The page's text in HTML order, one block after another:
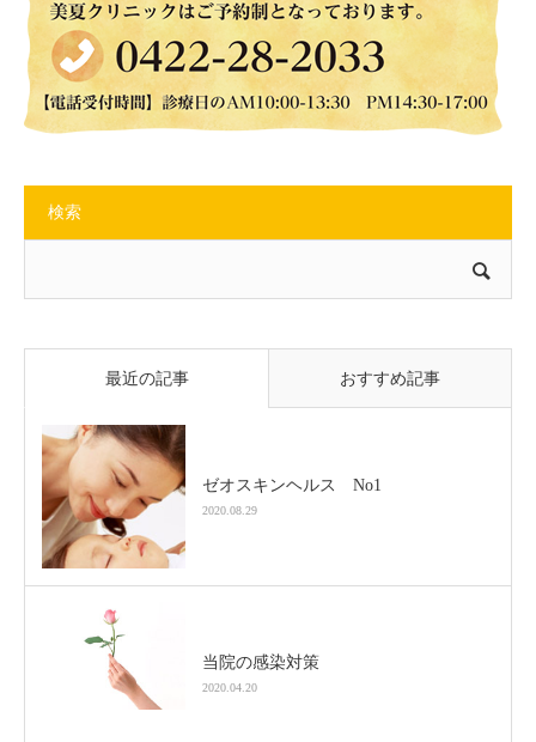
検索
最近の記事 おすすめ記事
ゼオスキンヘルス No1
2020.08.29
当院の感染対策
2020.04.20